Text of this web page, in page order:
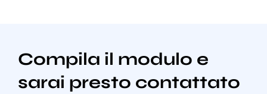
Compila il modulo e
sarai presto contattato